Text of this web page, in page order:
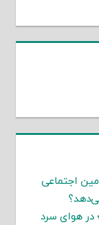
اجتماعی
در هوای سرد